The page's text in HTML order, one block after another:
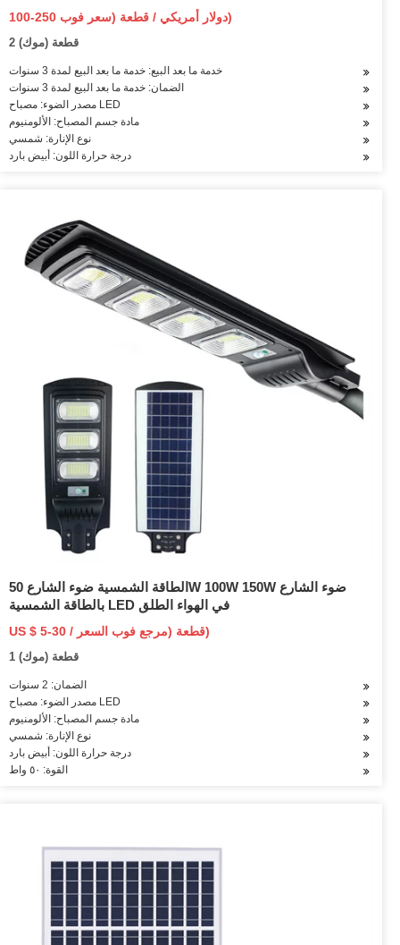
متكاملة LED ضوء الشارع
100-250 دولار أمريكي / قطعة (سعر فوب)
2 قطعة (موك)
خدمة ما بعد البيع: خدمة ما بعد البيع لمدة 3 سنوات
الضمان: خدمة ما بعد البيع لمدة 3 سنوات
مصدر الضوء: مصباح LED
مادة جسم المصباح: الألومنيوم
نوع الإنارة: شمسي
درجة حرارة اللون: أبيض بارد
الطاقة الشمسية ضوء الشارع 50W 100W 150W ضوء الشارع
بالطاقة الشمسية LED في الهواء الطلق
US $ 5-30 / قطعة (مرجع فوب السعر)
1 قطعة (موك)
الضمان: 2 سنوات
مصدر الضوء: مصباح LED
مادة جسم المصباح: الألومنيوم
نوع الإنارة: شمسي
درجة حرارة اللون: أبيض بارد
القوة: ٥٠ واط